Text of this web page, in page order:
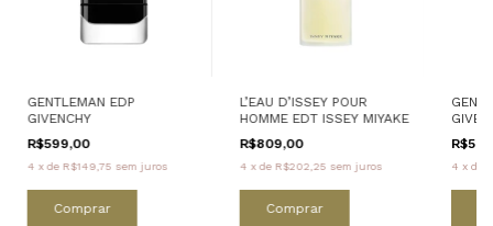
GENTLEMAN EDP
GIVENCHY
R$599,00
4 xde R$149,75 sem juros
Comprar
L’EAU D’ISSEY POUR
HOMME EDT ISSEY MIYAKE
R$809,00
4 xde R$202,25 sem juros
Comprar
4 x de